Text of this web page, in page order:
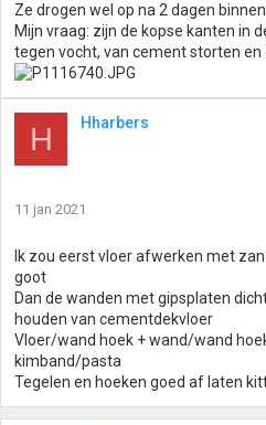
Ze drogen wel op na 2 dagen
Mijn vraag: zijn de kopse kanten in
tegen vocht, van cement storten en
H Hharbers
11 jan 2021
Ik zou eerst vloer afwerken met
goot
Dan de wanden met gipsplaten
houden van cementdekvloer
Vloer/wand hoek + wand/wand
kimband/pasta
Tegelen en hoeken goed af laten